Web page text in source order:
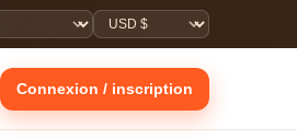
Connexion / inscription